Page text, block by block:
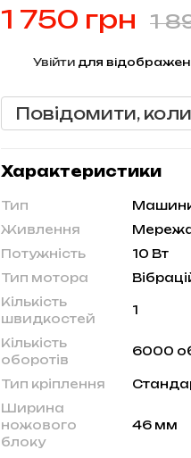
1 750 грн 1
Увійти для
Повідомити,
Характеристики
Тип
Живлення
Потужність
10 Вт
Тип мотора
Кількість
швидкостей
1
Кількість
оборотів
6000
Тип кріплення
Ширина
ножового
блоку
46 мм